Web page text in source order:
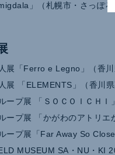
」（札幌市・さっぽろ
展「Ferro e Legno」（香川
展 「ELEMENTS」（香川県
ープ展 「ＳＯＣＯＩＣＨＩ
ープ展 「かがわのアトリエ
ープ展「Far Away So Close
MUSEUM SA・NU・KI